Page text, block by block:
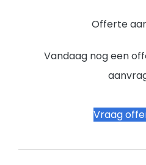
Offerte
Vandaag nog een
Vraag